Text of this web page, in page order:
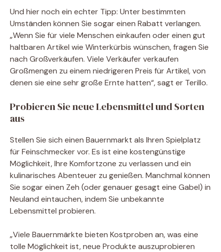
Und hier noch ein echter Tipp: Unter bestimmten
Umständen können Sie sogar einen Rabatt verlangen.
„Wenn Sie für viele Menschen einkaufen oder einen gut
haltbaren Artikel wie Winterkürbis wünschen, fragen Sie
nach Großverkäufen. Viele Verkäufer verkaufen
Großmengen zu einem niedrigeren Preis für Artikel, von
denen sie eine sehr große Ernte hatten“, sagt er Terillo.
Probieren Sie neue Lebensmittel und Sorten
aus
Stellen Sie sich einen Bauernmarkt als Ihren Spielplatz
für Feinschmecker vor. Es ist eine kostengünstige
Möglichkeit, Ihre Komfortzone zu verlassen und ein
kulinarisches Abenteuer zu genießen. Manchmal können
Sie sogar einen Zeh (oder genauer gesagt eine Gabel) in
Neuland eintauchen, indem Sie unbekannte
Lebensmittel probieren.
„Viele Bauernmärkte bieten Kostproben an, was eine
tolle Möglichkeit ist, neue Produkte auszuprobieren